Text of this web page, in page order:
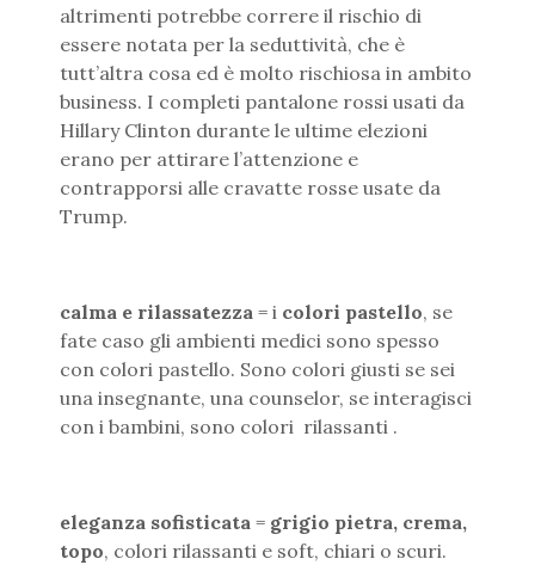
altrimenti potrebbe correre il rischio di
essere notata per la seduttività, che è
tutt’altra cosa ed è molto rischiosa in ambito
business. I completi pantalone rossi usati da
Hillary Clinton durante le ultime elezioni
erano per attirare l’attenzione e
contrapporsi alle cravatte rosse usate da
Trump.
calma e rilassatezza = i colori pastello, se
fate caso gli ambienti medici sono spesso
con colori pastello. Sono colori giusti se sei
una insegnante, una counselor, se interagisci
con i bambini, sono colori rilassanti .
eleganza sofisticata = grigio pietra, crema,
topo, colori rilassanti e soft, chiari o scuri.